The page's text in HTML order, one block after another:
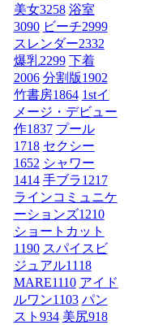
美女3258 浴室
3090 ビーチ2999
スレンダー2332
爆乳2299 下着
2006 分割版1902
竹書房1864 1stイ
メージ・デビュー
作1837 プール
1718 セクシー
1652 シャワー
1414 手ブラ1217
ラインコミュニケ
ーションズ1210
ショートカット
1190 スパイスビ
ジュアル1118
MARE1110 アイド
ルワン1103 パン
スト 934 美尻918